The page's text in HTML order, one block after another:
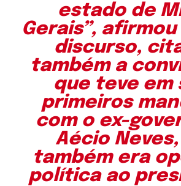
estado de
Gerais”, afirmou
discurso,
também a
que teve em
primeiros
com o ex-
Aécio
também era
política ao